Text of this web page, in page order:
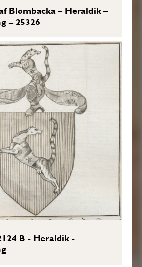
Blombacka – Heraldik –
– 25326
B - Heraldik -